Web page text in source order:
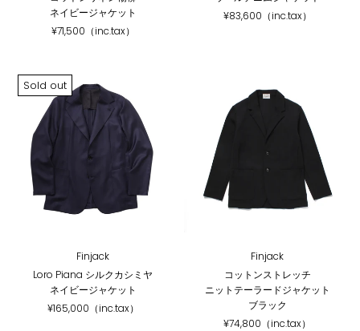
ネイビージャケット
¥71,500（inc.tax）
¥83,600（inc.tax）
Sold out
Finjack
Loro Piana シルクカシミヤ
ネイビージャケット
¥165,000（inc.tax）
Finjack
コットンストレッチ
ニットテーラードジャケット
ブラック
¥74,800（inc.tax）